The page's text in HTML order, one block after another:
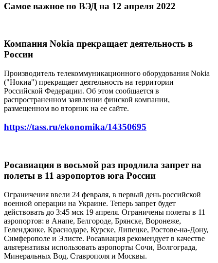
Самое важное по ВЭД на 12 апреля 2022
Компания Nokia прекращает деятельность в
России
Производитель телекоммуникационного оборудования Nokia
("Нокиа") прекращает деятельность на территории
Российской Федерации. Об этом сообщается в
распространенном заявлении финской компании,
размещенном во вторник на ее сайте.
https://tass.ru/ekonomika/14350695
Росавиация в восьмой раз продлила запрет на
полеты в 11 аэропортов юга России
Ограничения ввели 24 февраля, в первый день российской
военной операции на Украине. Теперь запрет будет
действовать до 3:45 мск 19 апреля. Ограничены полеты в 11
аэропортов: в Анапе, Белгороде, Брянске, Воронеже,
Геленджике, Краснодаре, Курске, Липецке, Ростове-на-Дону,
Симферополе и Элисте. Росавиация рекомендует в качестве
альтернативы использовать аэропорты Сочи, Волгограда,
Минеральных Вод, Ставрополя и Москвы.